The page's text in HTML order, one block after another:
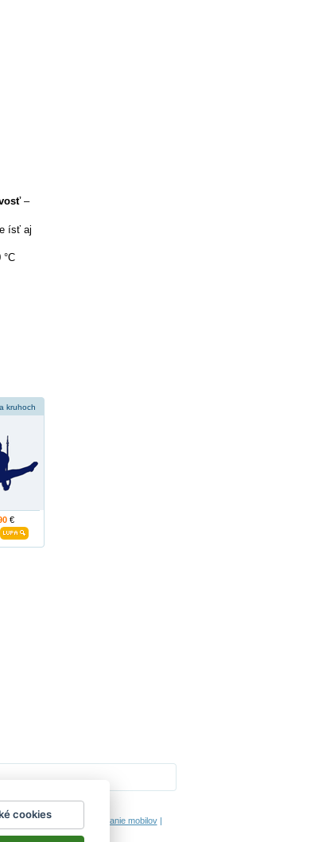
–
ísť aj
kruhoch
€
manžel česká lípa porovnanie mobilov|
cookies